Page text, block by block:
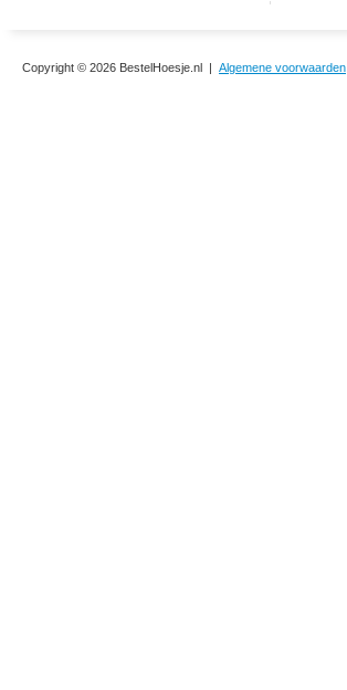
Copyright © 2026 BestelHoesje.nl | Algemene voorwaarden